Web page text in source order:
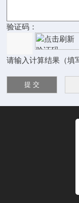
验证码：
请输入计算结果（填